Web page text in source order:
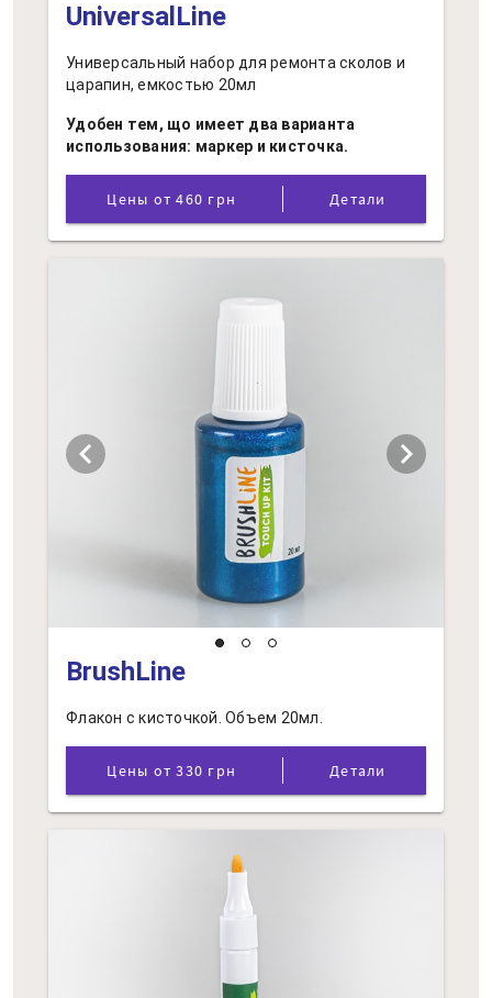
UniversalLine
Универсальный набор для ремонта сколов и
царапин, емкостью 20мл
Удобен тем, що имеет два варианта
использования: маркер и кисточка.
Цены от 460 грн Детали
chevron_left chevron_right
BrushLine
Флакон с кисточкой. Объем 20мл.
Цены от 330 грн Детали